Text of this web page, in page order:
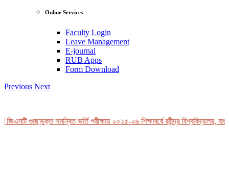
Online Services
Faculty Login
Leave Management
E-journal
RUB Apps
Form Download
Previous Next
গুচ্ছভুক্ত সমন্বিত ভর্তি পরীক্ষায় ২০২৫-২৬ শিক্ষাবর্ষে রবীন্দ্র বিশ্ববিদ্যালয়,